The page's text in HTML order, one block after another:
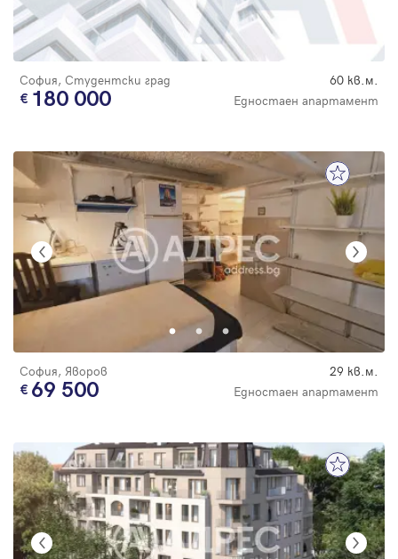
София, Студентски град 60 кв.м.
180 000 Едностаен апартамент
София, Яворов 29 кв.м.
69 500 Едностаен апартамент
Парола
Забравена парола
Регистрация